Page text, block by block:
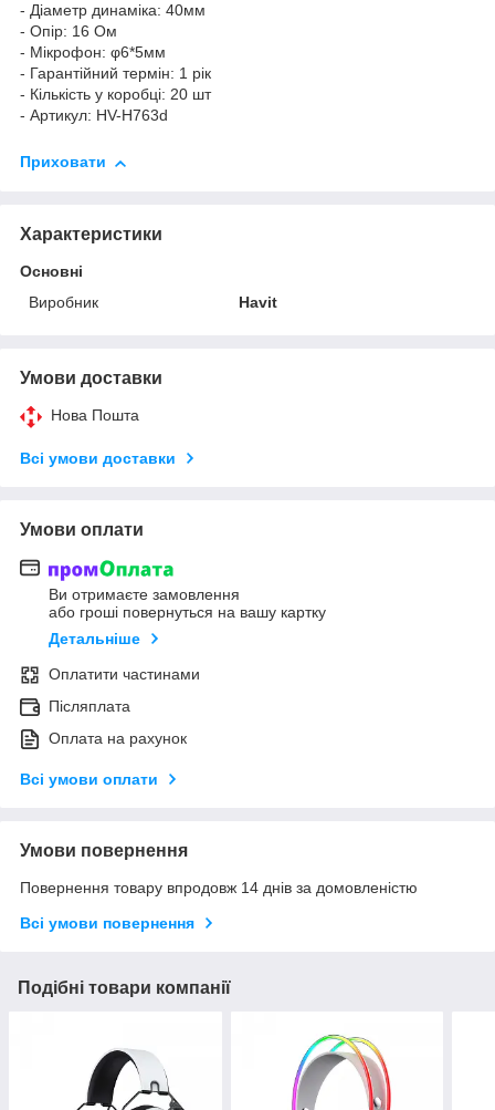
- Діаметр динаміка: 40мм
- Опір: 16 Ом
- Мікрофон: φ6*5мм
- Гарантійний термін: 1 рік
- Кількість у коробці: 20 шт
- Артикул: HV-H763d
Приховати
Характеристики
Основні
Виробник
Havit
Умови доставки
Нова Пошта
Всі умови доставки
Умови оплати
Ви отримаєте замовлення
або гроші повернуться на вашу картку
Детальніше
Оплатити частинами
Післяплата
Оплата на рахунок
Всі умови оплати
Умови повернення
Повернення товару впродовж 14 днів за домовленістю
Всі умови повернення
Подібні товари компанії